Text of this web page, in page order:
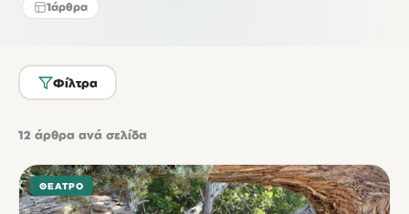
1άρθρα
Φίλτρα
12 άρθρα ανά σελίδα
ΘΈΑΤΡΟ